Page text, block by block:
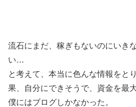
流石にまだ、稼ぎもないのにいき
い…
と考えて、本当に色んな情報をと
果、自分にできそうで、資金を最
僕にはブログしかなかった。